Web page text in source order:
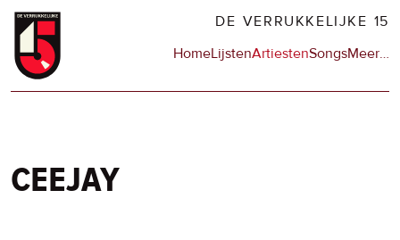
Overslaan
naar
DE VERRUKKELIJKE 15
Hoofdnavigatie
HomeLijstenArtiestenSongsMeerop
…
ceejay